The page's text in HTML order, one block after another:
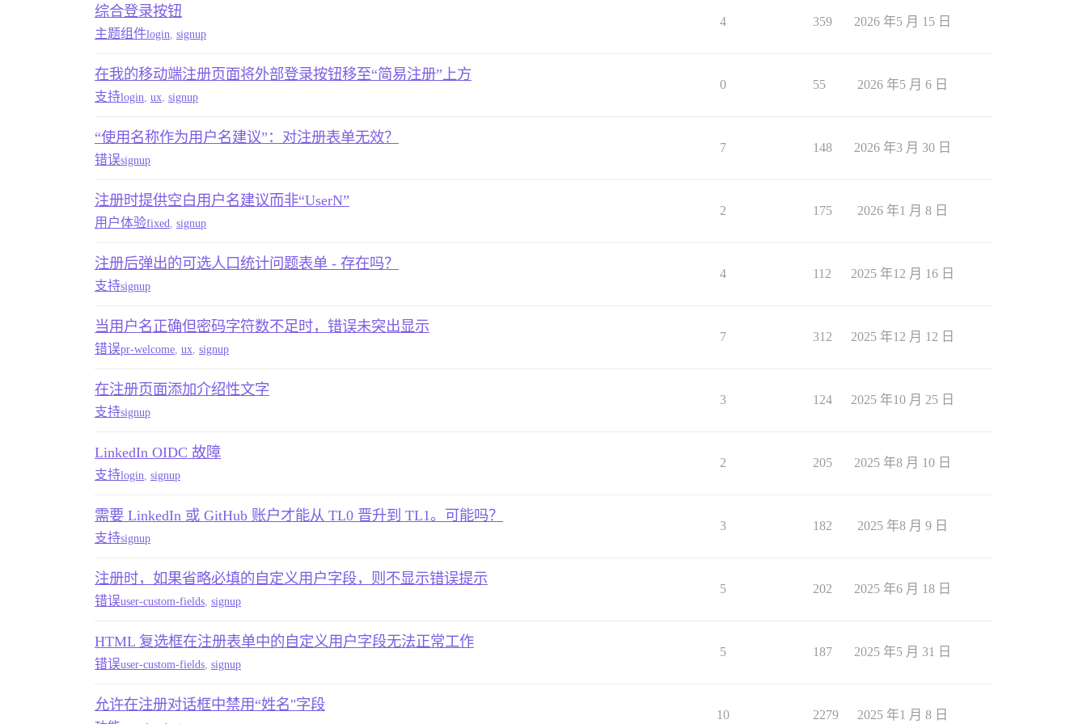
综合登录按钮
主题组件login signup
4 359 2026 年5 月 15 日
在我的移动端注册页面将外部登录按钮移至“简易注册”上方
支持login ux signup
0 55 2026 年5 月 6 日
“使用名称作为用户名建议”：对注册表单无效？
错误signup
7 148 2026 年3 月 30 日
注册时提供空白用户名建议而非“UserN”
用户体验fixed signup
2 175 2026 年1 月 8 日
注册后弹出的可选人口统计问题表单 - 存在吗？
支持signup
4 112 2025 年12 月 16 日
当用户名正确但密码字符数不足时，错误未突出显示
错误pr-welcome ux signup
7 312 2025 年12 月 12 日
在注册页面添加介绍性文字
支持signup
3 124 2025 年10 月 25 日
LinkedIn OIDC 故障
支持login signup
2 205 2025 年8 月 10 日
需要 LinkedIn 或 GitHub 账户才能从 TL0 晋升到 TL1。可能吗？
支持signup
3 182 2025 年8 月 9 日
注册时，如果省略必填的自定义用户字段，则不显示错误提示
错误user-custom-fields signup
5 202 2025 年6 月 18 日
HTML 复选框在注册表单中的自定义用户字段无法正常工作
错误user-custom-fields signup
5 187 2025 年5 月 31 日
允许在注册对话框中禁用“姓名"字段
10 2279 2025 年1 月 8 日